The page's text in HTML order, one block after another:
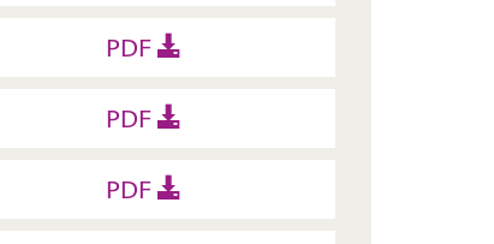
PDF
PDF
PDF